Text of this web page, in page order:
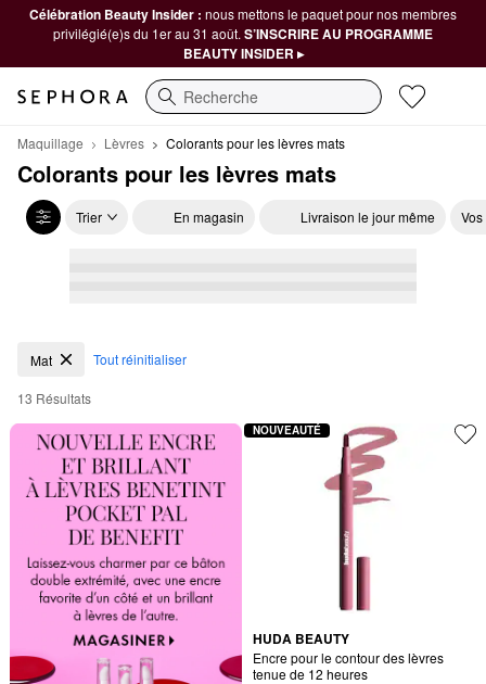
Célébration Beauty Insider : nous mettons le paquet pour nos membres
privilégié(e)s du 1er au 31 août. S’INSCRIRE AU PROGRAMME
BEAUTY INSIDER ▸
Recherche
Maquillage Lèvres Colorants pour les lèvres mats
Colorants pour les lèvres mats
Trier En magasin Livraison le jour même
Colorants pour les lèvres mats
Mat Tout réinitialiser
13 Résultats
HUDA BEAUTY
Encre pour le contour des lèvres
tenue de 12 heures
NOUVEAUTÉ